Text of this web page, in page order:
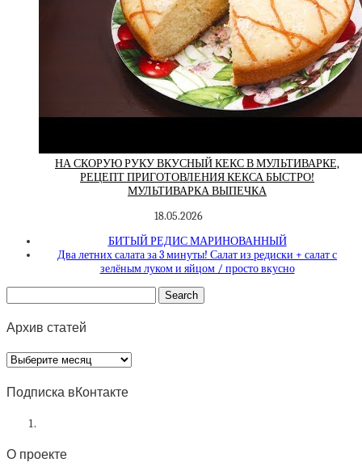
НА СКОРУЮ РУКУ ВКУСНЫЙ КЕКС В МУЛЬТИВАРКЕ,
РЕЦЕПТ ПРИГОТОВЛЕНИЯ КЕКСА БЫСТРО!
МУЛЬТИВАРКА ВЫПЕЧКА
18.05.2026
БИТЫЙ РЕДИС МАРИНОВАННЫЙ
Два летних салата за 3 минуты! Салат из редиски + салат с
зелёным луком и яйцом / просто вкусно
Архив статей
Архив
статей
Подписка вКонтакте
О проекте